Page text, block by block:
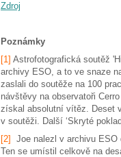
Zdroj
Poznámky
[1] Astrofotografická soutěž
archivy ESO, a to ve snaze
zaslali do soutěže na 100
návštěvy na observatoři
získal absolutní vítěz. Deset
v soutěži. Další ‘Skryté
[2]
Joe nalezl v archivu ESO
Ten se umístil celkově na